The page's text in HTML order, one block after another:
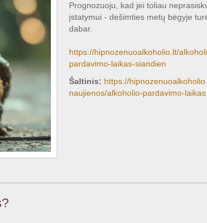
Prognozuoju, kad jei toliau
įstatymui - dešimties metų bėgyje
dabar.
https://hipnozenuoalkoholio.lt/
pardavimo-laikas-siandien
Šaltinis: https://
naujienos/alkoholio-pardavimo-laikas